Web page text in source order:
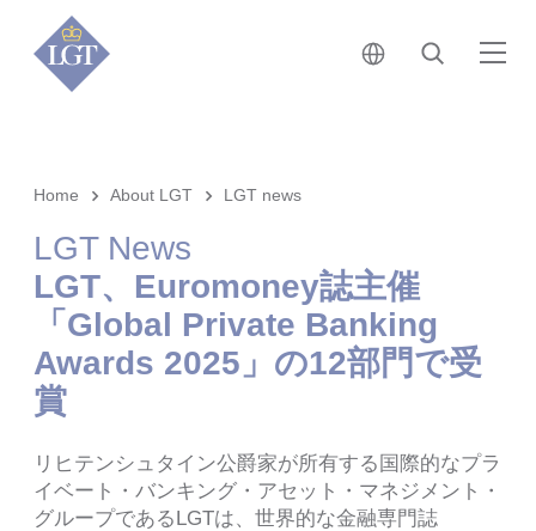
日本 • 日本語
検索
Home About LGT LGT news
LGT News
LGT、Euromoney誌主催
「Global Private Banking
Awards 2025」の12部門で受
賞
リヒテンシュタイン公爵家が所有する国際的なプラ
イベート・バンキング・アセット・マネジメント・
グループであるLGTは、世界的な金融専門誌